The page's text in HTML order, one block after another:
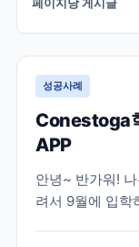
성공사례
Conestoga
APP
안녕~ 반가워!
려서 9월에 입학